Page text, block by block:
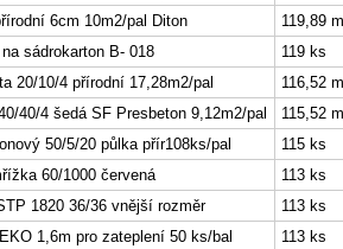
6cm 10m2/pal Diton 119,89
sádrokarton B- 018 119 ks
20/10/4 přírodní 17,28m2/pal 116,52
40/4 šedá SF Presbeton 9,12m2/pal 115,52
50/5/20 půlka přír108ks/pal 115 ks
60/1000 červená 113 ks
1820 36/36 vnější rozměr 113 ks
1,6m pro zateplení 50 ks/bal 113 ks